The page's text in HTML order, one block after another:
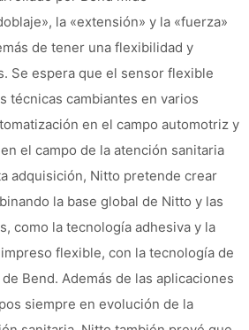
la «extensión» y la «fuerza»
de tener una flexibilidad y
Se espera que el sensor flexible
técnicas cambiantes en varios
en el campo automotriz y
el campo de la atención sanitaria
adquisición, Nitto pretende crear
la base global de Nitto y las
como la tecnología adhesiva y la
flexible, con la tecnología de
Bend. Además de las aplicaciones
siempre en evolución de la